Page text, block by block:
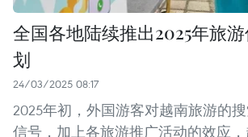
全国各地陆续推出2025年旅
划
24/03/2025 08:17
2025年初，外国游客对越南旅游的
信号，加上各旅游推广活动的效应